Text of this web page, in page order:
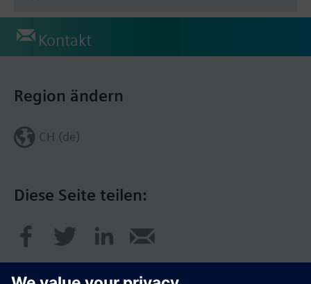
Kontakt
Diese Seite teilen:
Region ändern
CH (de)